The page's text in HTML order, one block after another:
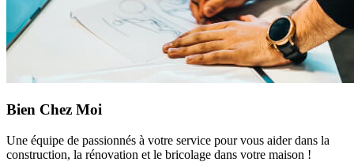
Bien Chez Moi
Une équipe de passionnés à votre service pour vous aider dans la
construction, la rénovation et le bricolage dans votre maison !